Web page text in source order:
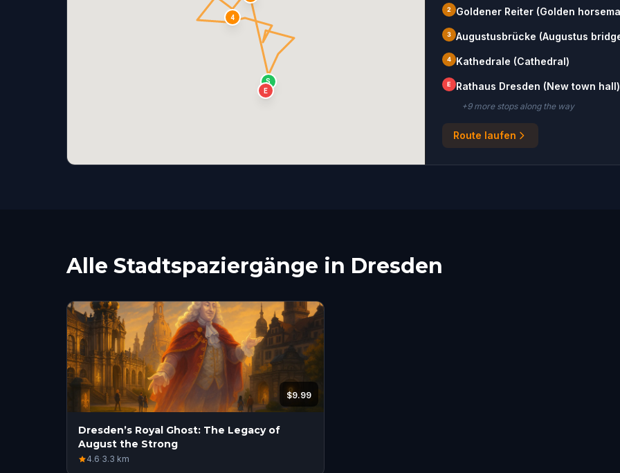
S
4
E
2 Goldener Reiter (Golden
3 Augustusbrücke (Augustus
4 Kathedrale (Cathedral)
E Rathaus Dresden (New town hall)
+9more stopsalong the way
Route laufen
Alle Stadtspaziergänge in Dresden
$9.99
Dresden’s Royal Ghost: The Legacy of
August the Strong
4.6·3.3 km